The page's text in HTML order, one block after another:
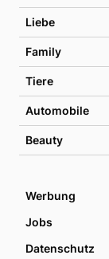
Liebe
Family
Tiere
Automobile
Beauty
Werbung
Jobs
Datenschutz